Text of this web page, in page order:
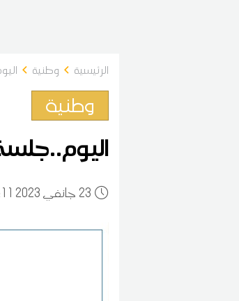
الرئيسية وطنية
وطنية
23 09:11 2023 جانفي